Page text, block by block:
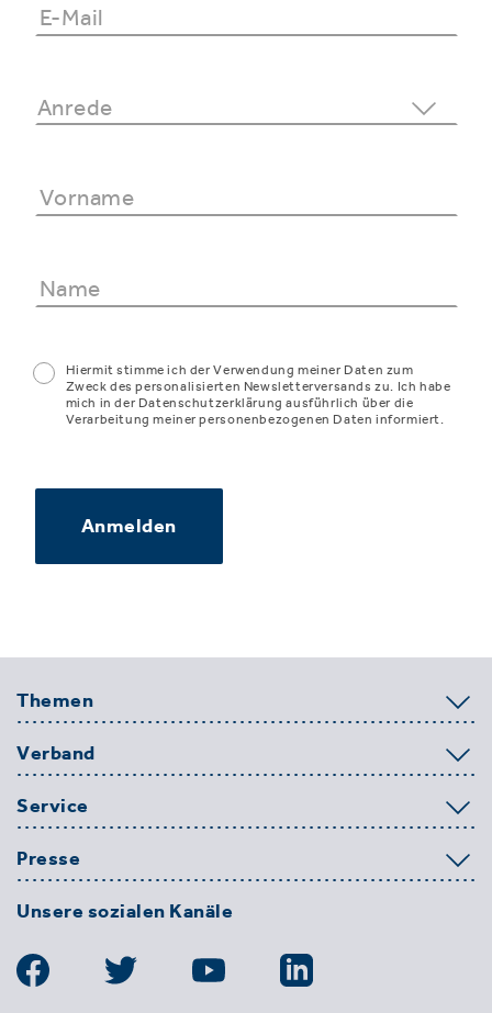
Hiermit stimme ich der Verwendung meiner Daten zum
Zweck des personalisierten Newsletterversands zu. Ich habe
mich in der Datenschutzerklärung ausführlich über die
Verarbeitung meiner personenbezogenen Daten informiert.
Anmelden
Themen
Verband
Service
Presse
Unsere sozialen Kanäle